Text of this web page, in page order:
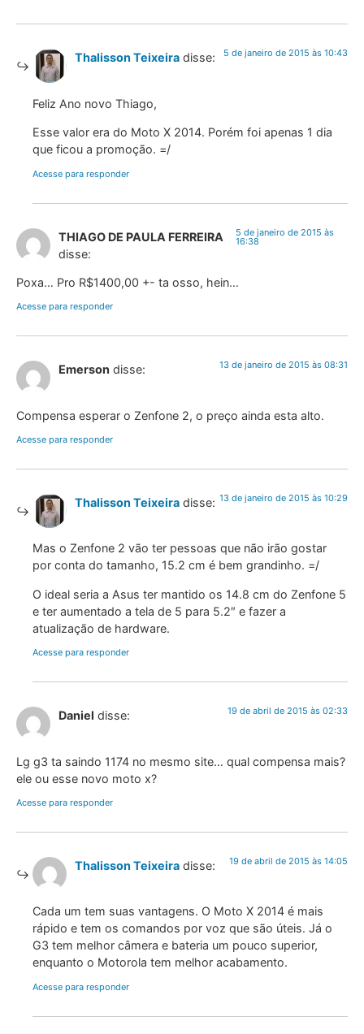
Thalisson Teixeira disse: 5 de janeiro de 2015 às 10:43
Feliz Ano novo Thiago,
Esse valor era do Moto X 2014. Porém foi apenas 1 dia
que ficou a promoção. =/
Acesse para responder
THIAGO DE PAULA FERREIRA
disse:
5 de janeiro de 2015 às
16:38
Poxa… Pro R$1400,00 +- ta osso, hein…
Acesse para responder
Emerson disse: 13 de janeiro de 2015 às 08:31
Compensa esperar o Zenfone 2, o preço ainda esta alto.
Acesse para responder
Thalisson Teixeira disse: 13 de janeiro de 2015 às 10:29
Mas o Zenfone 2 vão ter pessoas que não irão gostar
por conta do tamanho, 15.2 cm é bem grandinho. =/
O ideal seria a Asus ter mantido os 14.8 cm do Zenfone 5
e ter aumentado a tela de 5 para 5.2″ e fazer a
atualização de hardware.
Acesse para responder
Daniel disse: 19 de abril de 2015 às 02:33
Lg g3 ta saindo 1174 no mesmo site… qual compensa mais?
ele ou esse novo moto x?
Acesse para responder
Thalisson Teixeira disse: 19 de abril de 2015 às 14:05
Cada um tem suas vantagens. O Moto X 2014 é mais
rápido e tem os comandos por voz que são úteis. Já o
G3 tem melhor câmera e bateria um pouco superior,
enquanto o Motorola tem melhor acabamento.
Acesse para responder